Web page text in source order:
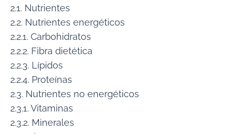
2.1. Nutrientes
2.2. Nutrientes energéticos
2.2.1. Carbohidratos
2.2.2. Fibra dietética
2.2.3. Lípidos
2.2.4. Proteínas
2.3. Nutrientes no energéticos
2.3.1. Vitaminas
2.3.2. Minerales